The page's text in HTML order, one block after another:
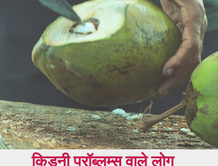
किडनी प्रॉब्लम्स वाले लोग